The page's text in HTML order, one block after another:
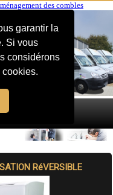
garantir la
Si vous
considérons
des combles
RéVERSIBLE